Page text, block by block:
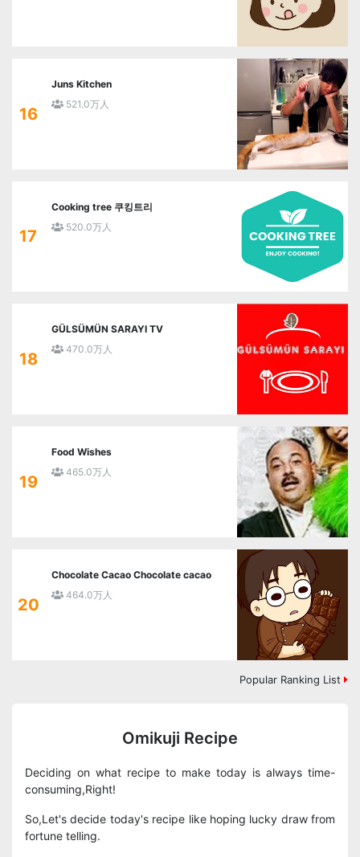
16
Juns Kitchen
521.0万人
17
Cooking tree 쿠킹트리
520.0万人
18
GÜLSÜMÜN SARAYI TV
470.0万人
19
Food Wishes
465.0万人
20
Chocolate Cacao Chocolate cacao
464.0万人
Popular Ranking List
Omikuji Recipe
Deciding on what recipe to make today is always time-
consuming,Right!
So,Let's decide today's recipe like hoping lucky draw from
fortune telling.